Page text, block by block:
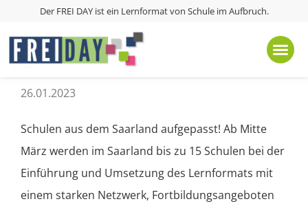
Der FREI DAY ist ein Lernformat von Schule im Aufbruch.
Werde Teil der FREI DAY Region Saarland
26.01.2023
Schulen aus dem Saarland aufgepasst! Ab Mitte
März werden im Saarland bis zu 15 Schulen bei der
Einführung und Umsetzung des Lernformats mit
einem starken Netzwerk, Fortbildungsangeboten